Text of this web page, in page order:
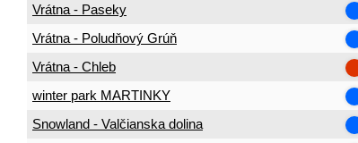
Vrátna - Paseky
Vrátna - Poludňový Grúň
Vrátna - Chleb
winter park MARTINKY
Snowland - Valčianska dolina